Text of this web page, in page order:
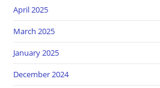
April 2025
March 2025
January 2025
December 2024